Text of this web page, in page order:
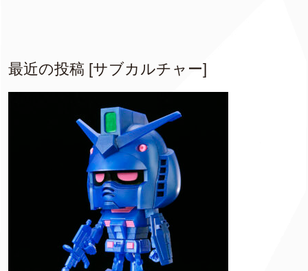
最近の投稿 [サブカルチャー]